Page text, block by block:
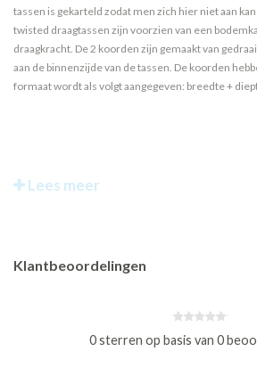
tassen is gekarteld zodat men zich hier niet aan
twisted draagtassen zijn voorzien van een
draagkracht. De 2 koorden zijn gemaakt van
aan de binnenzijde van de tassen. De koorden
formaat wordt als volgt aangegeven: breedte +
Lees meer
Klantbeoordelingen
0 sterren op basis van 0